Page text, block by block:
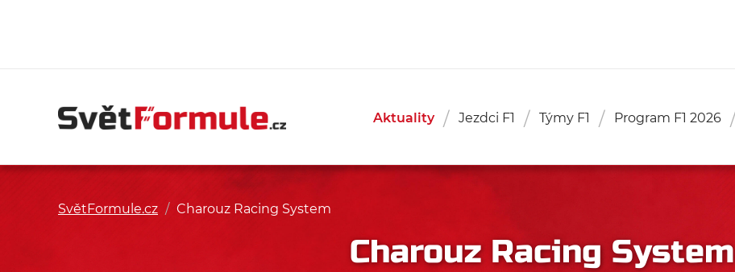
Aktuality Jezdci F1 Týmy F1 Program F1 2026
SvětFormule.cz / Charouz Racing System
Charouz Racing System